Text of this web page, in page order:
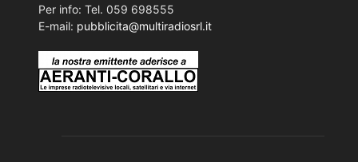
Per info: Tel. 059 698555
E-mail: pubblicita@multiradiosrl.it